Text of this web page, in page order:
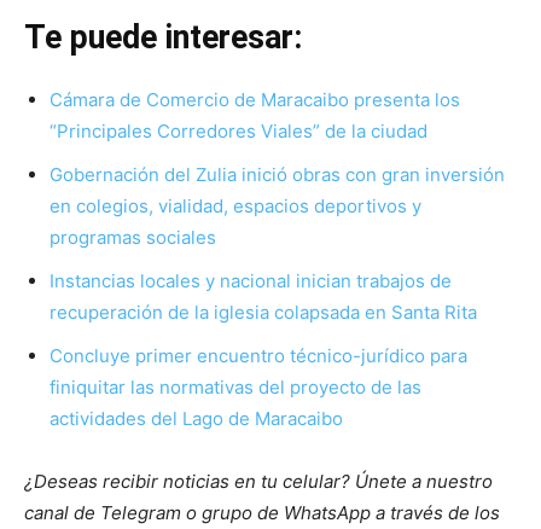
Te puede interesar:
Cámara de Comercio de Maracaibo presenta los
“Principales Corredores Viales” de la ciudad
Gobernación del Zulia inició obras con gran inversión
en colegios, vialidad, espacios deportivos y
programas sociales
Instancias locales y nacional inician trabajos de
recuperación de la iglesia colapsada en Santa Rita
Concluye primer encuentro técnico-jurídico para
finiquitar las normativas del proyecto de las
actividades del Lago de Maracaibo
¿Deseas recibir noticias en tu celular? Únete a nuestro
canal de Telegram o grupo de WhatsApp a través de los